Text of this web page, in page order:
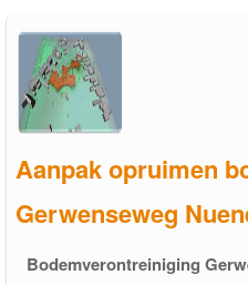
Nieuws
Contact
Groepen
pakketfraude
Aanpak opruimen
Gerwenseweg
Bodemverontreiniging